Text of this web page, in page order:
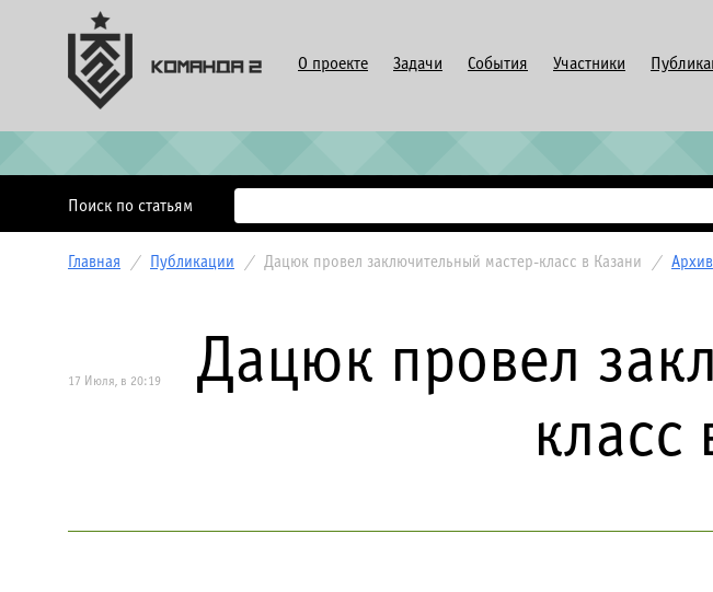
О проекте Задачи События Участники
Поиск по статьям
Главная / Публикации / Дацюк провел заключительный мастер-класс в Казани / Архив
17 Июля, в 20:19
Дацюк провел
класс